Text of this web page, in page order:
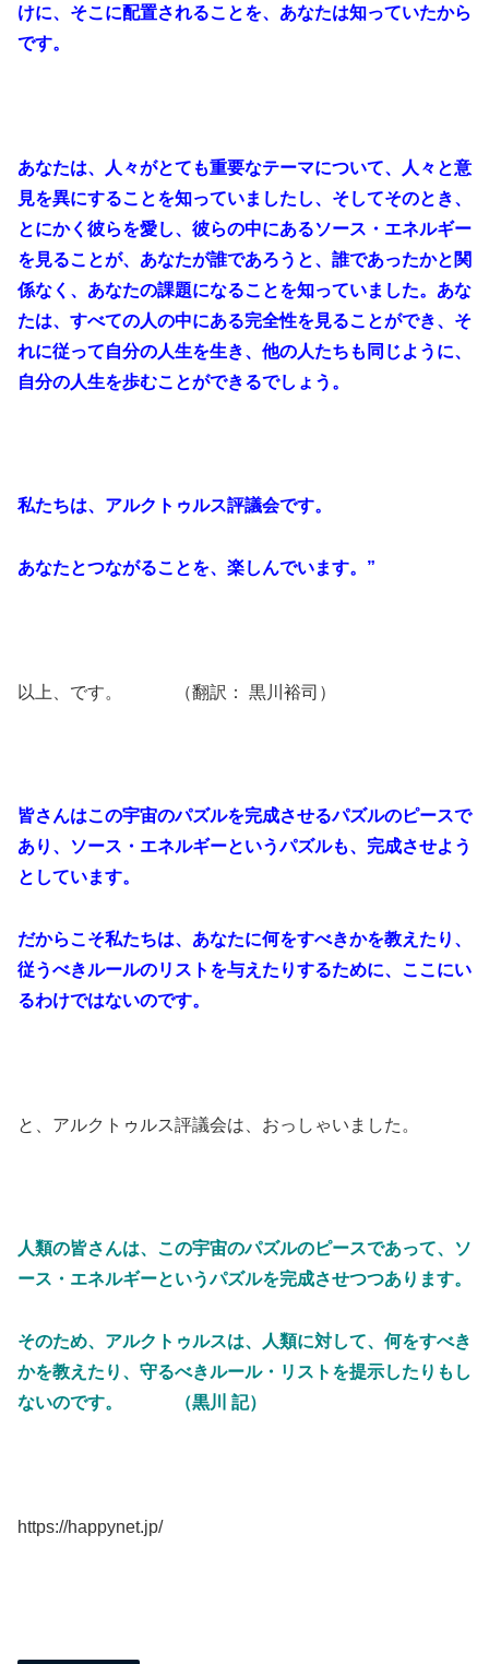
けに、そこに配置されることを、あなたは知っていたから
です。
あなたは、人々がとても重要なテーマについて、人々と意
見を異にすることを知っていましたし、そしてそのとき、
とにかく彼らを愛し、彼らの中にあるソース・エネルギー
を見ることが、あなたが誰であろうと、誰であったかと関
係なく、あなたの課題になることを知っていました。あな
たは、すべての人の中にある完全性を見ることができ、そ
れに従って自分の人生を生き、他の人たちも同じように、
自分の人生を歩むことができるでしょう。
私たちは、アルクトゥルス評議会です。
あなたとつながることを、楽しんでいます。”
以上、です。 （翻訳： 黒川裕司）
皆さんはこの宇宙のパズルを完成させるパズルのピースで
あり、ソース・エネルギーというパズルも、完成させよう
としています。
だからこそ私たちは、あなたに何をすべきかを教えたり、
従うべきルールのリストを与えたりするために、ここにい
るわけではないのです。
と、アルクトゥルス評議会は、おっしゃいました。
人類の皆さんは、この宇宙のパズルのピースであって、ソ
ース・エネルギーというパズルを完成させつつあります。
そのため、アルクトゥルスは、人類に対して、何をすべき
かを教えたり、守るべきルール・リストを提示したりもし
ないのです。 （黒川 記）
https://happynet.jp/